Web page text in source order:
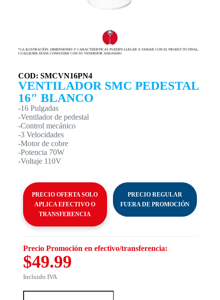
*LA ILUSTRACIÓN, DIMENSIONES Y CARACTERISTICAS PUEDEN LLEGAR A VARIAR CON EL PRODUCTO FINAL,
CUALQUIER DUDA CONSULTAR CON SU VENDEDOR ASIGNADO
COD: SMCVN16PN4
VENTILADOR SMC PEDESTAL
16″ BLANCO
-16 Pulgadas
-Ventilador de pedestal
-Control mecánico
-3 Velocidades
-Motor de cobre
-Potencia 70W
-Voltaje 110V
PRECIO OFERTA SOLO
APLICA EFECTIVO O
TRANSFERENCIA
PRECIO REGULAR
FUERA DE PROMOCIÓN
Precio Promoción en efectivo/transferencia:
$49.99
Incluido IVA